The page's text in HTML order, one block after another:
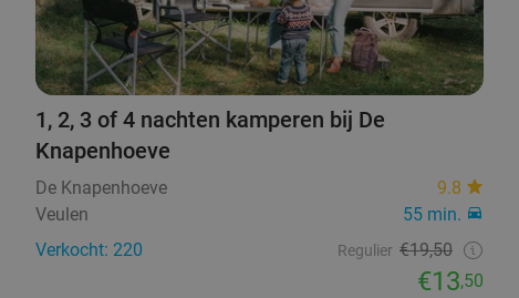
1, 2, 3 of 4 nachten kamperen bij De
Knapenhoeve
De Knapenhoeve
9.8
Veulen
55 min.
Verkocht: 220
Regulier €19,50
€13,50